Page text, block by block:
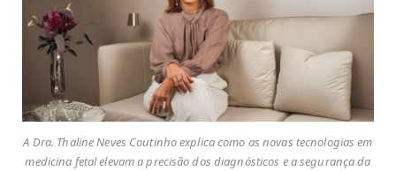
A Dra. Thaline Neves Coutinho explica como as novas tecnologias em
medicina fetal elevam a precisão dos diagnósticos e a segurança da